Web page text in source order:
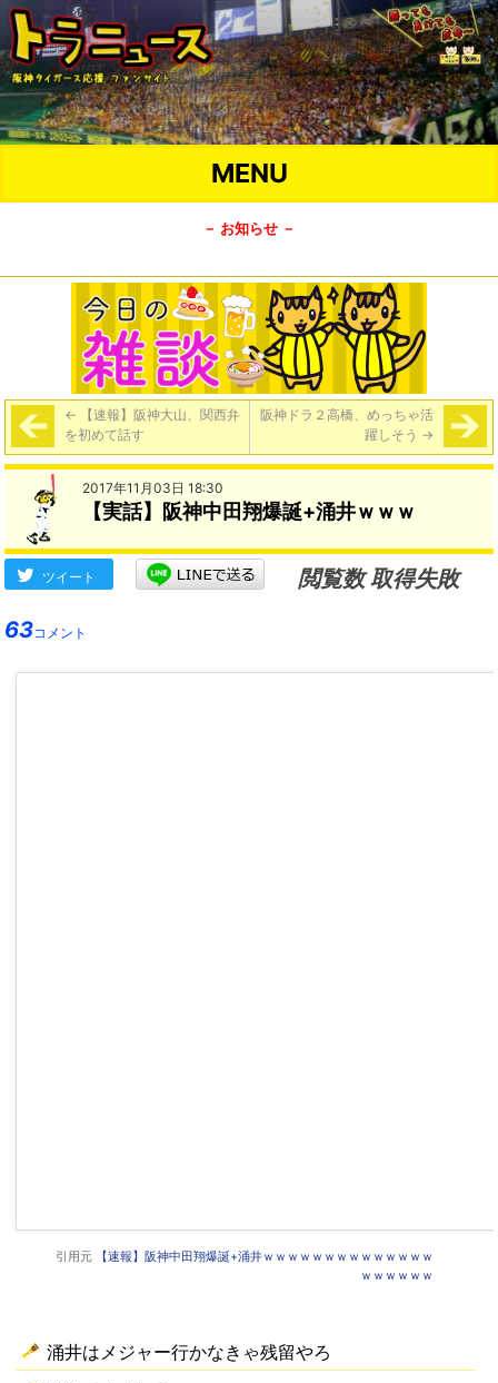
MENU
－ お知らせ －
← 【速報】阪神大山、関西弁
を初めて話す
阪神ドラ２高橋、めっちゃ活
躍しそう →
2017年11月03日 18:30
【実話】阪神中田翔爆誕+涌井ｗｗｗ
ツイート
閲覧数 取得失敗
63コメント
引用元
【速報】阪神中田翔爆誕+涌井ｗｗｗｗｗｗｗｗｗｗｗｗｗｗ
ｗｗｗｗｗｗ
涌井はメジャー行かなきゃ残留やろ